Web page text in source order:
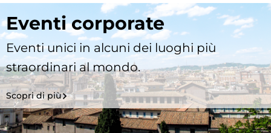
Eventi corporate
Eventi unici in alcuni dei luoghi più
straordinari al mondo.
Scopri di più